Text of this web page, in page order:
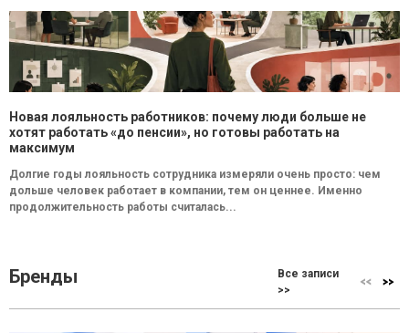
Новая лояльность работников: почему люди больше не
хотят работать «до пенсии», но готовы работать на
максимум
Долгие годы лояльность сотрудника измеряли очень просто: чем
дольше человек работает в компании, тем он ценнее. Именно
продолжительность работы считалась...
Бренды
Все записи
>>